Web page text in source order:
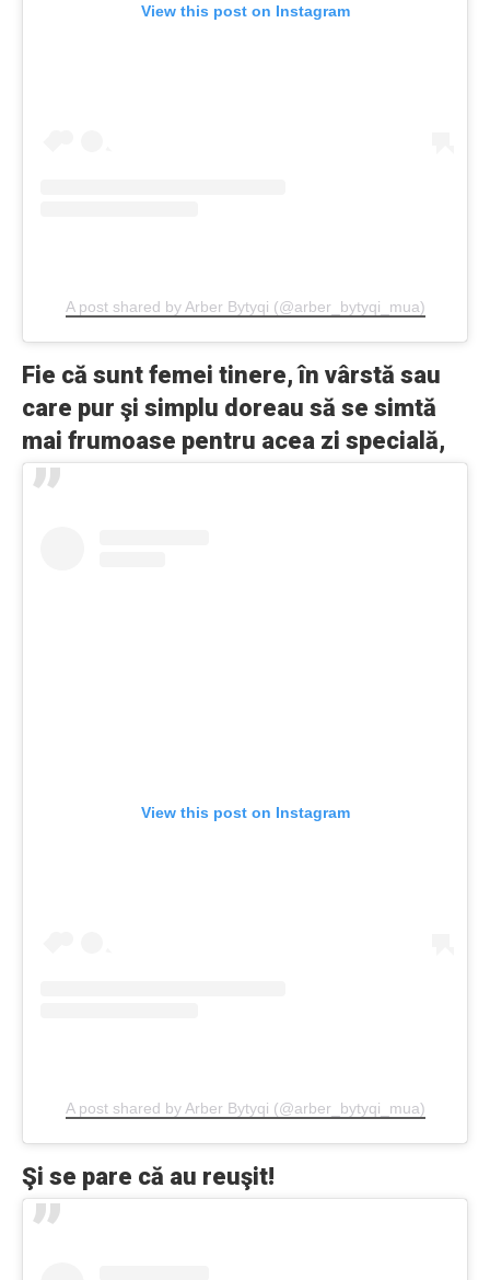
View this post on Instagram
A post shared by Arber Bytyqi (@arber_bytyqi_mua)
Fie că sunt femei tinere, în vârstă sau
care pur şi simplu doreau să se simtă
mai frumoase pentru acea zi specială,
View this post on Instagram
A post shared by Arber Bytyqi (@arber_bytyqi_mua)
Şi se pare că au reuşit!